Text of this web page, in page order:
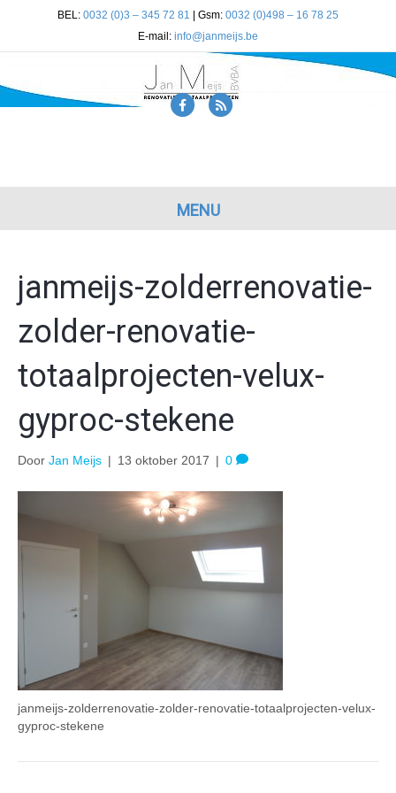
BEL: 0032 (0)3 – 345 72 81 | Gsm: 0032 (0)498 – 16 78 25
E-mail: info@janmeijs.be
F
b
o
k
R
MENU
janmeijs-zolderrenovatie-
zolder-renovatie-
totaalprojecten-velux-
gyproc-stekene
Door Jan Meijs | 13 oktober 2017 | 0
janmeijs-zolderrenovatie-zolder-renovatie-totaalprojecten-velux-
gyproc-stekene